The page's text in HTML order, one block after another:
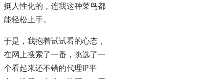
挺人性化的，连我这种菜鸟都
能轻松上手。
于是，我抱着试试看的心态，
在网上搜索了一番，挑选了一
个看起来还不错的代理IP平